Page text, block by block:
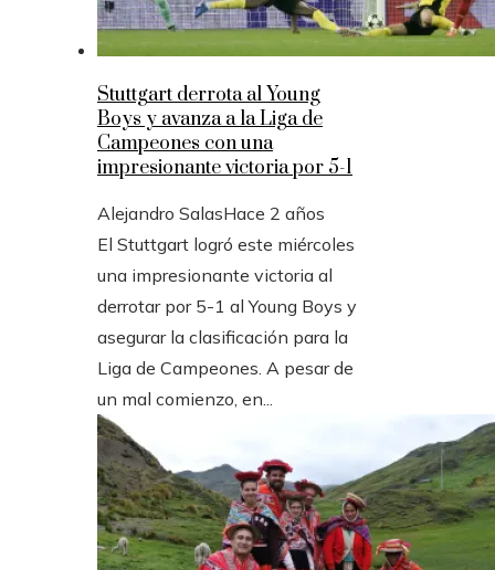
Stuttgart derrota al Young
Boys y avanza a la Liga de
Campeones con una
impresionante victoria por 5-1
Alejandro SalasHace 2 años
El Stuttgart logró este miércoles
una impresionante victoria al
derrotar por 5-1 al Young Boys y
asegurar la clasificación para la
Liga de Campeones. A pesar de
un mal comienzo, en...